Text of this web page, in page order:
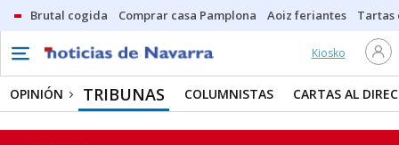
Brutal cogida Comprar casa Pamplona Aoiz feriantes Tartas
Kiosko
OPINIÓN TRIBUNAS COLUMNISTAS CARTAS AL